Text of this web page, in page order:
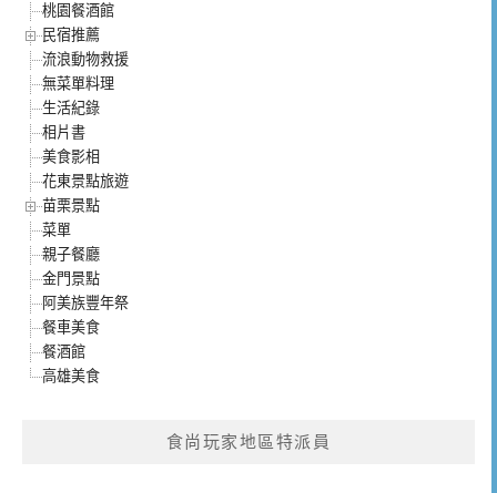
桃園餐酒館
民宿推薦
流浪動物救援
無菜單料理
生活紀錄
相片書
美食影相
花東景點旅遊
苗栗景點
菜單
親子餐廳
金門景點
阿美族豐年祭
餐車美食
餐酒館
高雄美食
食尚玩家地區特派員